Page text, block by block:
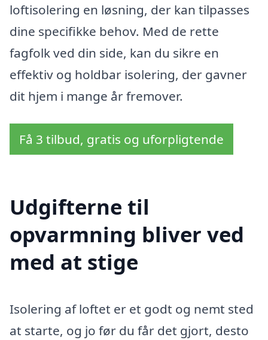
loftisolering en løsning, der kan tilpasses
dine specifikke behov. Med de rette
fagfolk ved din side, kan du sikre en
effektiv og holdbar isolering, der gavner
dit hjem i mange år fremover.
Få 3 tilbud, gratis og uforpligtende
Udgifterne til
opvarmning bliver ved
med at stige
Isolering af loftet er et godt og nemt sted
at starte, og jo før du får det gjort, desto